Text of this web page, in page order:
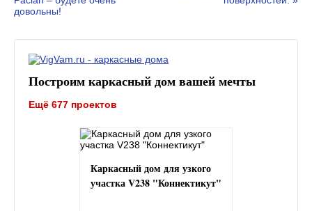
довольны!
Построим каркасный дом вашей мечты
Ещё 677 проектов
Каркасный дом для узкого
участка V238 "Коннектикут"